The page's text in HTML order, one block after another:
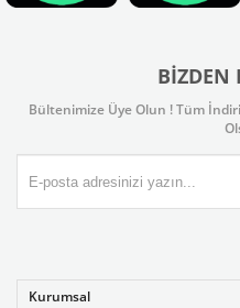
BIZDEN
Bültenimize Üye Olun ! Tüm
Kurumsal